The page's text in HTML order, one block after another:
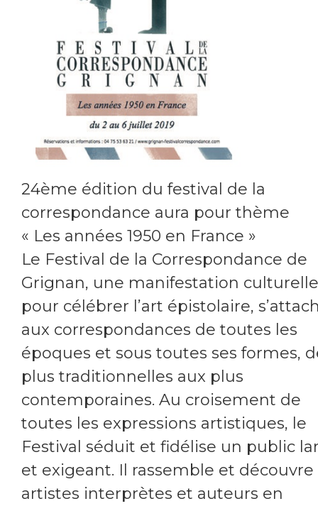
24ème édition du festival de la
correspondance aura pour thème
« Les années 1950 en France »
Le Festival de la Correspondance de
Grignan, une manifestation culturelle
pour célébrer l’art épistolaire,
aux correspondances de toutes les
époques et sous toutes ses formes,
plus traditionnelles aux plus
contemporaines. Au croisement de
toutes les expressions artistiques, le
Festival séduit et fidélise un public
et exigeant. Il rassemble et découvre
artistes interprètes et auteurs en